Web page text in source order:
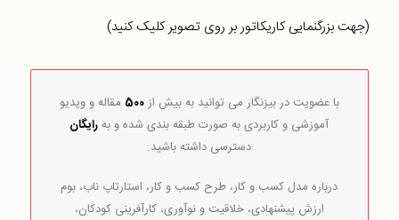
(جهت بزرگنمایی کاریکاتور بر روی تصویر کلیک کنید)
با عضویت در بیزنگار می توانید به بیش از500 مقاله و ویدیو
آموزشی و کاربردی به صورت طبقه بندی شده و بهرایگان
دسترسی داشته باشید.
درباره مدل کسب و کار، طرح کسب و کار، استارتاپ ناب، بوم
ارزش پیشنهادی، خلاقیت و نوآوری، کارآفرینی کودکان،